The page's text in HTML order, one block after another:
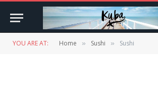
YOU ARE AT: Home » Sushi » Sushi